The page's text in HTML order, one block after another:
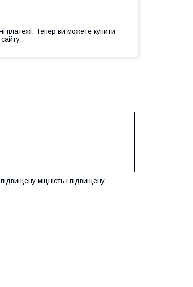
платежі. Тепер ви можете купити
міцність і підвищену